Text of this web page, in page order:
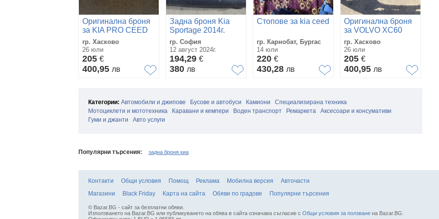
Оригинална броня
за KIA PRO CEED
2013-
гр. Хасково
26 юли
205 €
400,95 лв
Задна броня Kia
Sportage 2014г.
гр. София
12 август 2024г.
194,29 €
380 лв
Стопове за kia ceed
гр. Карнобат, Бургас
14 юли
220 €
430,28 лв
Оригинална броня
за VOLVO XC60
след
гр. Хасково
26 юли
205 €
400,95 лв
Категории: Автомобили и джипове Бусове и автобуси Камиони
Специализирана техника
Мотоциклети и мототехника
Каравани и кемпери Воден транспорт Ремаркета
Аксесоари и консумативи
Гуми и джанти
Авто услуги
Популярни търсения: задна броня киа
Контакти Общи условия Помощ Реклама Мобилна версия
Авточасти
Магазини
Black Friday Карта на сайта Обяви по градове Популярни търсения
© Bazar.BG - сайт за безплатни обяви.
Използването на Bazar.BG или публикуването на обява в сайта означава съгласие с Общи условия за ползване на Bazar.BG.